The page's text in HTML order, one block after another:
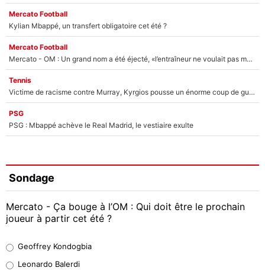
Mercato Football
Kylian Mbappé, un transfert obligatoire cet été ?
Mercato Football
Mercato - OM : Un grand nom a été éjecté, «l’entraîneur ne voulait pas me conserver»
Tennis
Victime de racisme contre Murray, Kyrgios pousse un énorme coup de gueule !
PSG
PSG : Mbappé achève le Real Madrid, le vestiaire exulte
Sondage
Mercato - Ça bouge à l’OM : Qui doit être le prochain
joueur à partir cet été ?
38%
Geoffrey Kondogbia
Leonardo Balerdi